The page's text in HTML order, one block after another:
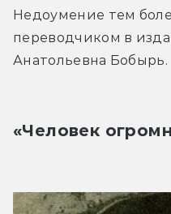
Недоумение тем
переводчиком в
Анатольевна Бобырь.
«Человек